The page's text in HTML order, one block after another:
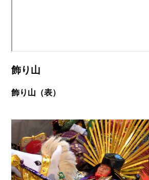
飾り山
飾り山（表）